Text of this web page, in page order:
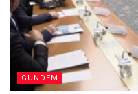
GÜNDEM